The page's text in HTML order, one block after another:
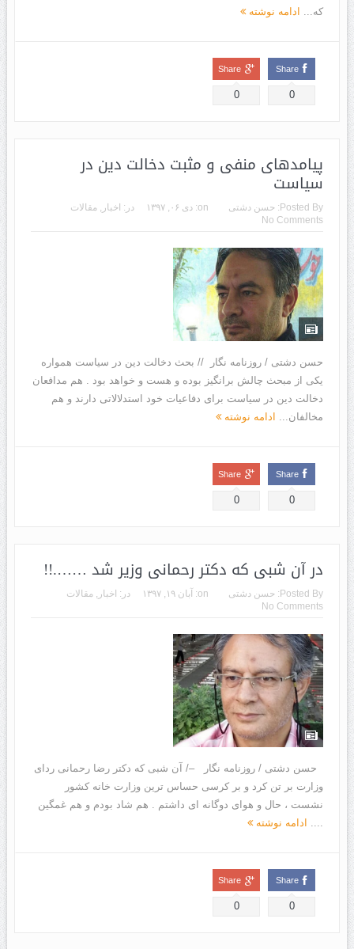
که... ادامه نوشته
Share
0
Share
0
پیامدهای منفی و مثبت دخالت دین در
سیاست
Posted By: حسن دشتی on: دی ۰۶, ۱۳۹۷ در: اخبار
مقالات
No Comments
حسن دشتی / روزنامه نگار // بحث دخالت دین در سیاست همواره
یکی از مبحث چالش برانگیز بوده و هست و خواهد بود . هم مدافعان
دخالت دین در سیاست برای دفاعیات خود استدلالاتی دارند و هم
مخالفان...
ادامه نوشته
Share
0
Share
0
در آن شبی که دکتر رحمانی وزیر شد …….!!
Posted By: حسن دشتی on: آبان ۱۹, ۱۳۹۷ در: اخبار , مقالات
No Comments
حسن دشتی / روزنامه نگار –/ آن شبی که دکتر رضا رحمانی ردای
وزارت بر تن کرد و بر کرسی حساس ترین وزارت خانه کشور
نشست ، حال و هوای دوگانه ای داشتم . هم شاد بودم و هم غمگین
....
ادامه نوشته
Share
0
Share
0